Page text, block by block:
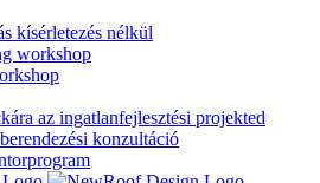
kísérletezés nélkül
workshop
az ingatlanfejlesztési projekted
konzultáció